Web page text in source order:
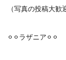
（写真の投稿大歓
⚪︎⚪︎ラザニア⚪︎⚪︎